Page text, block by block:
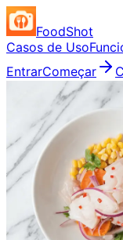
FoodShot
Casos de Uso
EntrarComeçar